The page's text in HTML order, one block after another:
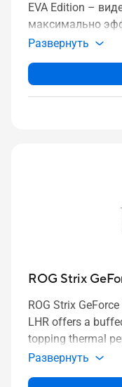
EVA Edition –
максимально
Развернуть
ROG Strix
ROG Strix
LHR offers a
topping thermal
Развернуть